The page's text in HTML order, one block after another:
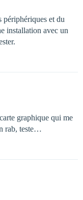
périphériques et du
installation avec un
graphique qui me
rab, teste…